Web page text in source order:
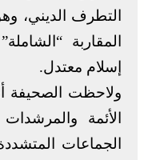
التطرف الديني،
المقاربة
إسلام معتدل.
ولاحظت الصحيفة
الأئمة
الجماعات